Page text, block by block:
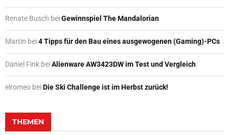
Renate Busch beiGewinnspiel The Mandalorian
Martin bei4 Tipps für den Bau eines ausgewogenen (Gaming)-PCs
Daniel Fink beiAlienware AW3423DW im Test und Vergleich
elromeo beiDie Ski Challenge ist im Herbst zurück!
THEMEN